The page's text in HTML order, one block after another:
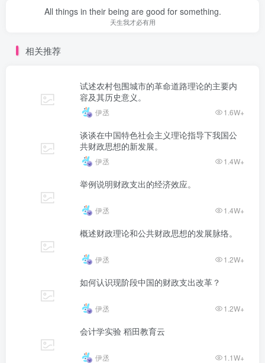
All things in their being are good for something.
天生我才必有用
相关推荐
试述农村包围城市的革命道路理论的主要内
容及其历史意义。
伊丞 1.6W+
谈谈在中国特色社会主义理论指导下我国公
共财政思想的新发展。
伊丞 1.4W+
举例说明财政支出的经济效应。
伊丞 1.4W+
概述财政理论和公共财政思想的发展脉络。
伊丞 1.2W+
如何认识现阶段中国的财政支出改革？
伊丞 1.2W+
会计学实验 稻田教育云
伊丞 1.1W+